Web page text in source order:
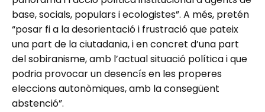
base, socials, populars i ecologistes”. A més, pretén
“posar fi a la desorientació i frustració que pateix
una part de la ciutadania, i en concret d’una part
del sobiranisme, amb l’actual situació política i que
podria provocar un desencís en les properes
eleccions autonòmiques, amb la consegüent
abstenció”.